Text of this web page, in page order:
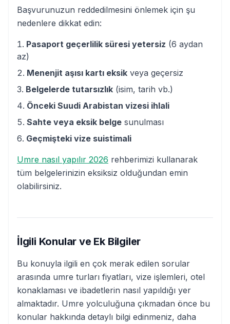
Başvurunuzun reddedilmesini önlemek için şu
nedenlere dikkat edin:
Pasaport geçerlilik süresi yetersiz (6 aydan
az)
Menenjit aşısı kartı eksik veya geçersiz
Belgelerde tutarsızlık (isim, tarih vb.)
Önceki Suudi Arabistan vizesi ihlali
Sahte veya eksik belge sunulması
Geçmişteki vize suistimali
Umre nasıl yapılır 2026 rehberimizi kullanarak
tüm belgelerinizin eksiksiz olduğundan emin
olabilirsiniz.
İlgili Konular ve Ek Bilgiler
Bu konuyla ilgili en çok merak edilen sorular
arasında umre turları fiyatları, vize işlemleri, otel
konaklaması ve ibadetlerin nasıl yapıldığı yer
almaktadır. Umre yolculuğuna çıkmadan önce bu
konular hakkında detaylı bilgi edinmeniz, daha